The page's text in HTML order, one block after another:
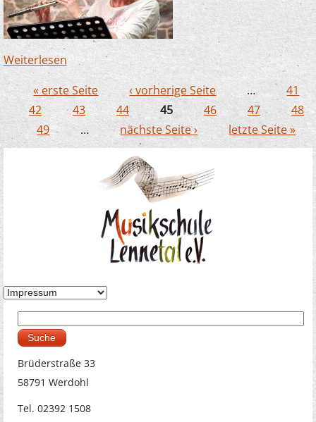
Weiterlesen über Volles Haus in der Burg Holtzbrinck
Seiten
« erste Seite ‹ vorherige Seite …
41
42
43 44 45 46 47
48
49
… nächste Seite › letzte Seite »
Suchformular
Brüderstraße 33
58791 Werdohl
Tel. 02392 1508